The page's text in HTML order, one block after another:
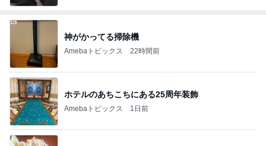
神がかってる掃除機
Amebaトピックス 22時間前
ホテルのあちこちにある25周年装飾
Amebaトピックス 1日前